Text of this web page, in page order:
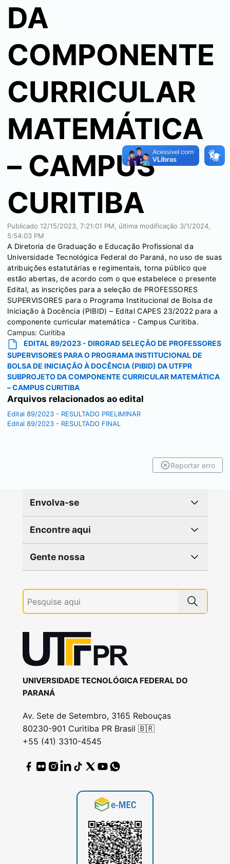
DA
COMPONENTE
CURRICULAR
MATEMÁTICA
– CAMPUS
CURITIBA
Publicado 12/15/2023, 7:21:01 PM , última modificação 3/1/2024,
5:54:03 PM
A Diretoria de Graduação e Educação Profissional da
Universidade Tecnológica Federal do Paraná, no uso de suas
atribuições estatutárias e regimentais, torna público que
estão abertas, de acordo com o que estabelece o presente
Edital, as inscrições para a seleção de PROFESSORES
SUPERVISORES para o Programa Institucional de Bolsa de
Iniciação à Docência (PIBID) – Edital CAPES 23/2022 para a
componente curricular matemática - Campus Curitiba.
Campus: Curitiba
EDITAL 89/2023 - DIRGRAD SELEÇÃO DE PROFESSORES
SUPERVISORES PARA O PROGRAMA INSTITUCIONAL DE
BOLSA DE INICIAÇÃO À DOCÊNCIA (PIBID) DA UTFPR
SUBPROJETO DA COMPONENTE CURRICULAR MATEMÁTICA
– CAMPUS CURITIBA
Arquivos relacionados ao edital
Edital 89/2023 - RESULTADO PRELIMINAR
Edital 89/2023 - RESULTADO FINAL
Reportar erro
Envolva-se
Encontre aqui
Gente nossa
UNIVERSIDADE TECNOLÓGICA FEDERAL DO
PARANÁ
Av. Sete de Setembro, 3165 Rebouças
80230-901 Curitiba PR Brasil 🇧🇷
+55 (41) 3310-4545